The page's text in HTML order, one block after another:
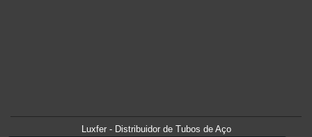
Luxfer - Distribuidor de Tubos de Aço